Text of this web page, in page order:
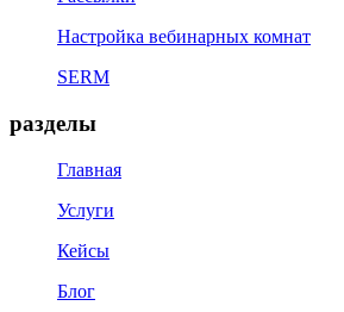
Настройка вебинарных комнат
SERM
разделы
Главная
Услуги
Кейсы
Блог